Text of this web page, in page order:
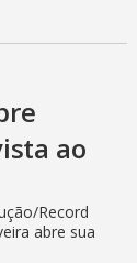
ao
Record
abre sua